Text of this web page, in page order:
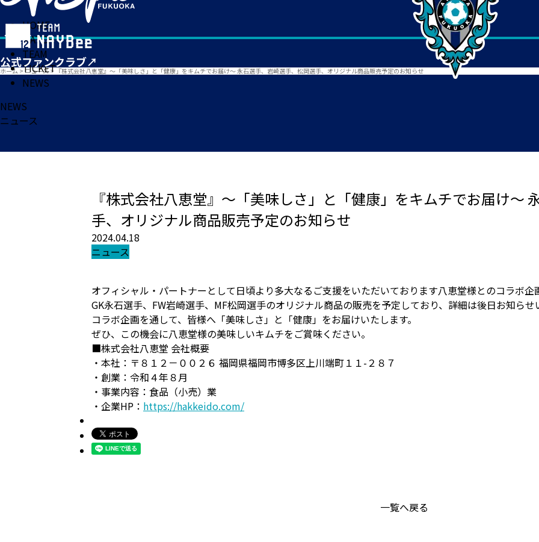
HOME
MATCH
TEAM
TICKET
NEWS
ホーム > ニュース> 『株式会社八恵堂』～「美味しさ」と「健康」をキムチでお届け～ 永石選手、岩崎選手、松岡選手、オリジナル商品販売予定のお知らせ
NEWS
ニュース
『株式会社八恵堂』～「美味しさ」と「健康」をキムチでお届け～
手、オリジナル商品販売予定のお知らせ
2024.04.18
ニュース
オフィシャル・パートナーとして日頃より多大なるご支援をいただいております八恵堂様とのコラボ企
GK永石選手、FW岩崎選手、MF松岡選手のオリジナル商品の販売を予定しており、詳細は後日お知らせ
コラボ企画を通して、皆様へ「美味しさ」と「健康」をお届けいたします。
ぜひ、この機会に八恵堂様の美味しいキムチをご賞味ください。
■株式会社八恵堂 会社概要
・本社：〒８１２－００２６ 福岡県福岡市博多区上川端町１１-２８７
・創業：令和４年８月
・事業内容：食品（小売）業
・企業HP： https://hakkeido.com/
一覧へ戻る